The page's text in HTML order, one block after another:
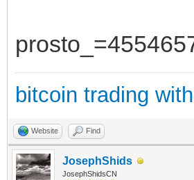
bitcoin trading
Website Find
JosephShids
JosephShidsCN